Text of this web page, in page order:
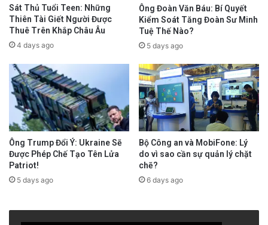
The first two hold Hungarian residence
permits, while the third was carrying a
Vietnam driver’s license, VNAsaid.
Nicaragua’s foreign ministry asked Vietnam’s
embassy in Cuba to help repatriate the three,
it said. Radio Free Asia emailed the ministry
but it didn’t reply.
The boat’s final destination was not clear.
Nicaragua, across the Caribbean, is
Sát Thủ Tuổi Teen: Những
Thiên Tài Giết Người Được
Thuê Trên Khắp Châu Âu
4 days ago
Ông Đoàn Văn Báu: Bí Quyết
Kiểm Soát Tăng Đoàn Sư Minh
Tuệ Thế Nào?
5 days ago
Ông Trump Đổi Ý: Ukraine Sẽ
Được Phép Chế Tạo Tên Lửa
Patriot!
5 days ago
Bộ Công an và MobiFone: Lý
do vì sao cần sự quản lý chặt
chẽ?
6 days ago